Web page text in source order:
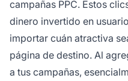
campañas PPC. Estos
dinero invertido en
importar cuán atractiva
página de destino. Al
a tus campañas,